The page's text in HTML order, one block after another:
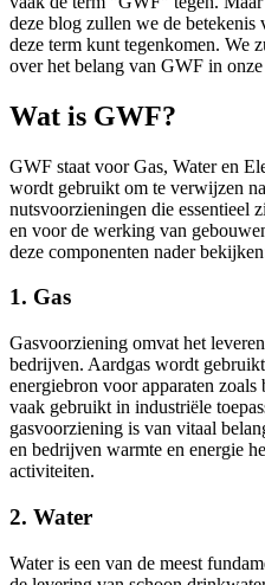
deze blog zullen we de
deze term kunt tegenkomen. We
over het belang van GWF in
Wat is GWF?
GWF staat voor Gas, Water en
wordt gebruikt om te verwijzen
nutsvoorzieningen die essentieel
en voor de werking van
deze componenten nader
1. Gas
Gasvoorziening omvat het
bedrijven. Aardgas wordt
energiebron voor apparaten
vaak gebruikt in industriële
gasvoorziening is van vitaal
en bedrijven warmte en energie
activiteiten.
2. Water
Water is een van de meest